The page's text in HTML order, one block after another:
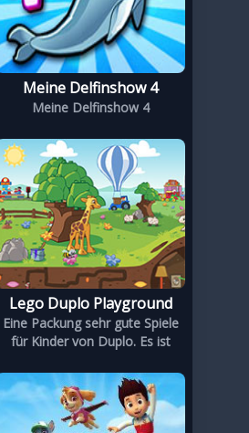
Meine Delfinshow 4
Meine Delfinshow 4
Lego Duplo Playground
Eine Packung sehr gute Spiele
für Kinder von Duplo. Es ist